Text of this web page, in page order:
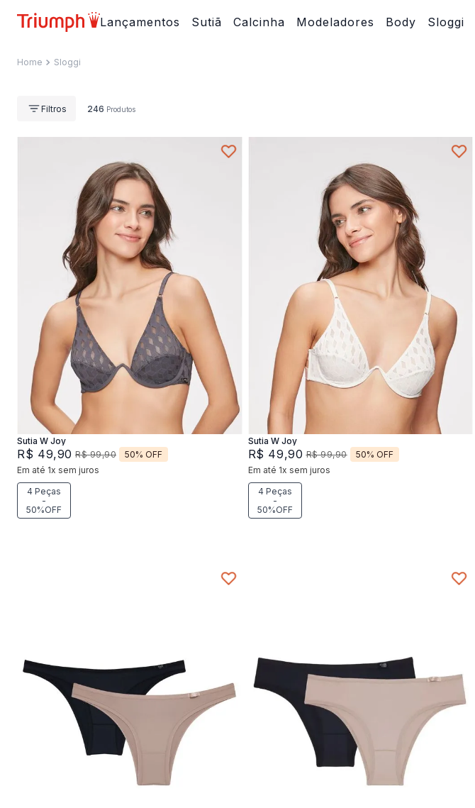
Lançamentos Sutiã Calcinha Modeladores Body Sloggi
Sloggi
246 Produtos
42 44 46
Sutia W Joy
R$ 49,90 R$ 99,90 50% OFF
Em até 1x sem juros
4 Peças
-
50%OFF
42 44 46
Sutia W Joy
R$ 49,90 R$ 99,90 50% OFF
Em até 1x sem juros
4 Peças
-
50%OFF